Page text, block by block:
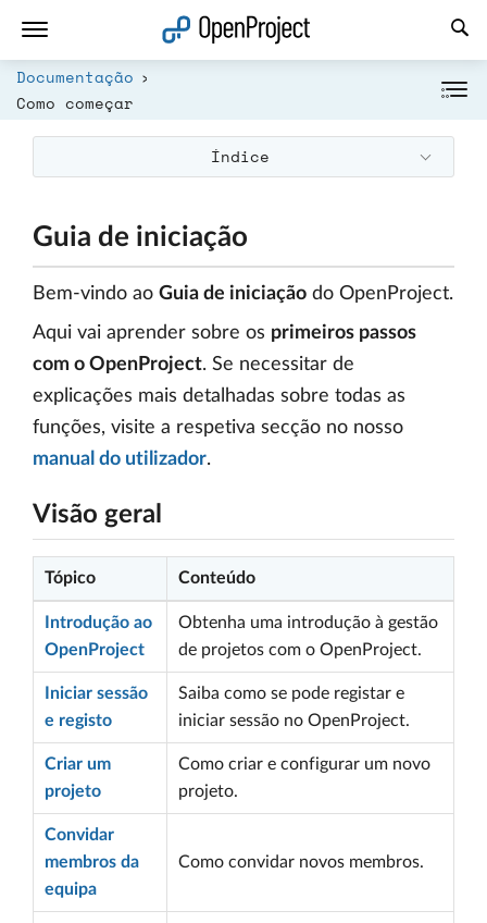
Documentação
Como começar
Índice
Guia de iniciação
Bem-vindo ao Guia de iniciação do OpenProject.
Aqui vai aprender sobre os primeiros passos
com o OpenProject. Se necessitar de
explicações mais detalhadas sobre todas as
funções, visite a respetiva secção no nosso
manual do utilizador.
Visão geral
Tópico Conteúdo
Introdução ao
OpenProject
Obtenha uma introdução à gestão
de projetos com o OpenProject.
Iniciar sessão
e registo
Saiba como se pode registar e
iniciar sessão no OpenProject.
Criar um
projeto
Como criar e configurar um novo
projeto.
Convidar
membros da
equipa
Como convidar novos membros.
Abrir a ligação num novo separador